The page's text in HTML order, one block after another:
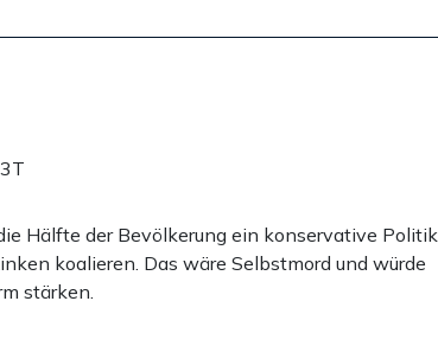
Hälfte der Bevölkerung ein konservative Politik
koalieren. Das wäre Selbstmord und würde
stärken.